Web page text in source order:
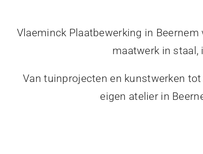
Vlaeminck Plaatbewerking in
maatwerk in
Van tuinprojecten en kunstwerken
eigen atelier in